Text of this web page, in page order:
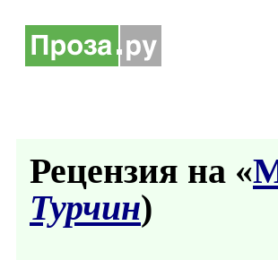
Рецензия на «
Турчин)